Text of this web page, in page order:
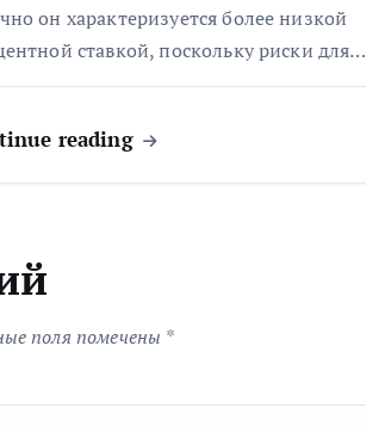
он характеризуется более низкой
ставкой, поскольку риски для…
reading
поля помечены *